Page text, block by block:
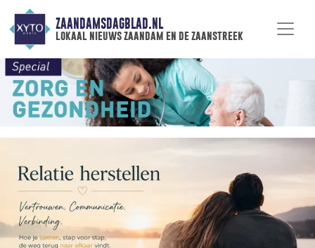
ZAANDAMSDAGBLAD.NL
lokaal nieuws zaandam en de zaanstreek